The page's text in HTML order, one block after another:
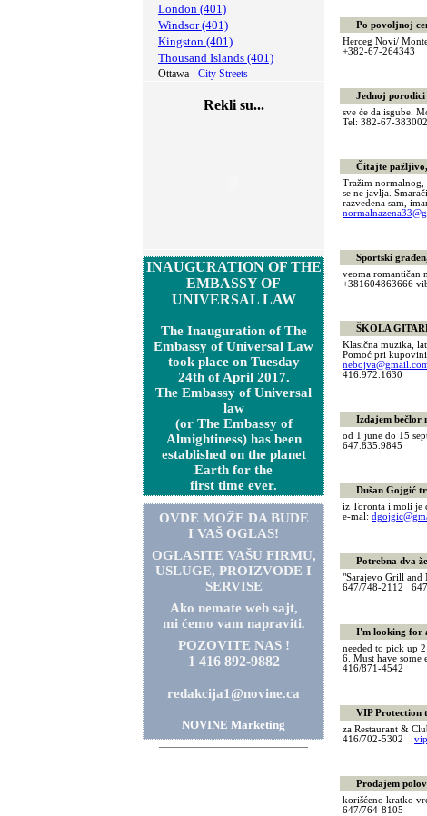
London (401)
Windsor (401)
Kingston (401)
Thousand Islands (401)
Ottawa - City Streets
Rekli su...
INAUGURATION OF THE
EMBASSY OF
UNIVERSAL LAW
The Inauguration of The
Embassy of Universal Law
took place on Tuesday
24th of April 2017.
The Embassy of Universal
law
(or The Embassy of
Almightiness) has been
established on the planet
Earth for the
first time ever.
OVDE MOŽE DA BUDE
I VAŠ OGLAS!
OGLASITE VAŠU FIRMU,
USLUGE, PROIZVODE I
SERVISE
Ako nemate web sajt,
mi ćemo vam napraviti.
POZOVITE NAS !
1 416 892-9882
redakcija1@novine.ca
NOVINE Marketing
Po povoljnoj
Herceg Novi/
+382-67-264343
Jednoj porodici
sve će da isgube.
Tel: 382-67-
Čitajte pažljivo,
Tražim normalnog,
se ne javlja.
razvedena sam,
Sportski
veoma romantičan
+381604863666
ŠKOLA
Klasična muzika,
Pomoć pri
416.972.1630
Izdajem bečlor
od 1 june do 15
647.835.9845
Dušan Gojgić
iz Toronta i moli je
e-mal:
Potrebna dva
"Sarajevo Grill and
647/748-2112
I'm looking for a
needed to pick up
6. Must have some
416/871-4542
VIP Protection
za Restaurant &
416/702-5302
Prodajem
korišćeno kratko
647/764-8105